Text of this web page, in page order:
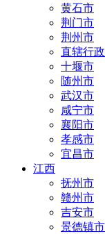
黄石市
荆门市
荆州市
直辖行
十堰市
随州市
武汉市
咸宁市
襄阳市
孝感市
宜昌市
江西
抚州市
赣州市
吉安市
景德镇市